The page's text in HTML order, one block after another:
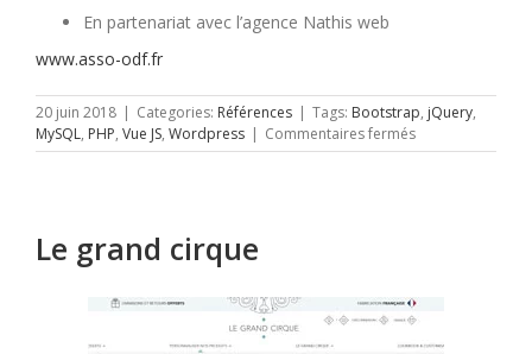
En partenariat avec l’agence Nathis web
www.asso-odf.fr
20 juin 2018 | Categories: Références | Tags: Bootstrap, jQuery,
MySQL, PHP, Vue JS, Wordpress | Commentaires ferméssur
ASSO
Le grand cirque